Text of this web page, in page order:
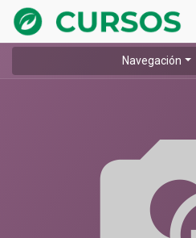
Navegación